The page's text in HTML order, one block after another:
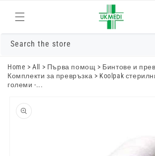
към
съдържанието
Search the store
Home >All > Първа помощ > Бинтове и
Комплекти за превръзка > Koolpak
големи -...
информацията
за продукта